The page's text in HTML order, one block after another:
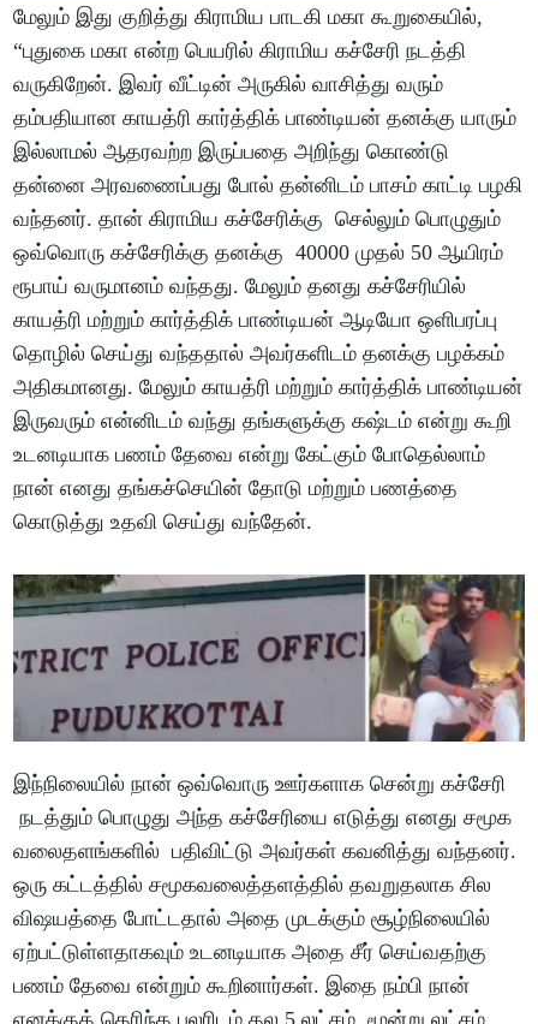
மேலும் இது குறித்து கிராமிய பாடகி மகா கூறுகையில்,
“புதுகை மகா என்ற பெயரில் கிராமிய கச்சேரி நடத்தி
வருகிறேன். இவர் வீட்டின் அருகில் வாசித்து வரும்
தம்பதியான காயத்ரி கார்த்திக் பாண்டியன் தனக்கு யாரும்
இல்லாமல் ஆதரவற்ற இருப்பதை அறிந்து கொண்டு
தன்னை அரவணைப்பது போல் தன்னிடம் பாசம் காட்டி பழகி
வந்தனர். தான் கிராமிய கச்சேரிக்கு செல்லும் பொழுதும்
ஒவ்வொரு கச்சேரிக்கு தனக்கு 40000 முதல் 50 ஆயிரம்
ரூபாய் வருமானம் வந்தது. மேலும் தனது கச்சேரியில்
காயத்ரி மற்றும் கார்த்திக் பாண்டியன் ஆடியோ ஒளிபரப்பு
தொழில் செய்து வந்ததால் அவர்களிடம் தனக்கு பழக்கம்
அதிகமானது. மேலும் காயத்ரி மற்றும் கார்த்திக் பாண்டியன்
இருவரும் என்னிடம் வந்து தங்களுக்கு கஷ்டம் என்று கூறி
உடனடியாக பணம் தேவை என்று கேட்கும் போதெல்லாம்
நான் எனது தங்கச்செயின் தோடு மற்றும் பணத்தை
கொடுத்து உதவி செய்து வந்தேன்.
இந்நிலையில் நான் ஒவ்வொரு ஊர்களாக சென்று கச்சேரி
நடத்தும் பொழுது அந்த கச்சேரியை எடுத்து எனது சமூக
வலைதளங்களில் பதிவிட்டு அவர்கள் கவனித்து வந்தனர்.
ஒரு கட்டத்தில் சமூகவலைத்தளத்தில் தவறுதலாக சில
விஷயத்தை போட்டதால் அதை முடக்கும் சூழ்நிலையில்
ஏற்பட்டுள்ளதாகவும் உடனடியாக அதை சீர் செய்வதற்கு
பணம் தேவை என்றும் கூறினார்கள். இதை நம்பி நான்
எனக்குத் தெரிந்த பலரிடம் தல 5 லட்சம், மூன்று லட்சம்,